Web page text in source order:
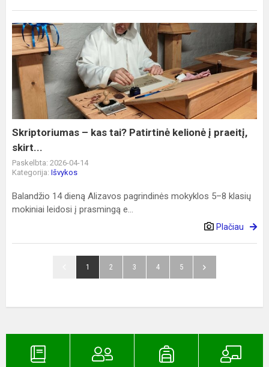
Skriptoriumas
–
kas
tai?
Patirtinė
kelionė
praeitį,
skirt...
Skriptoriumas – kas tai? Patirtinė kelionė į praeitį,
skirt...
Paskelbta: 2026-04-14
Kategorija: Išvykos
Balandžio 14 dieną Alizavos pagrindinės mokyklos 5–8 klasių
mokiniai leidosi į prasmingą e...
Plačiau
1 2 3 4 5